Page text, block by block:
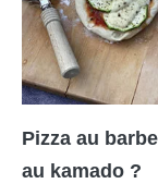
Pizza au
au kamado ?